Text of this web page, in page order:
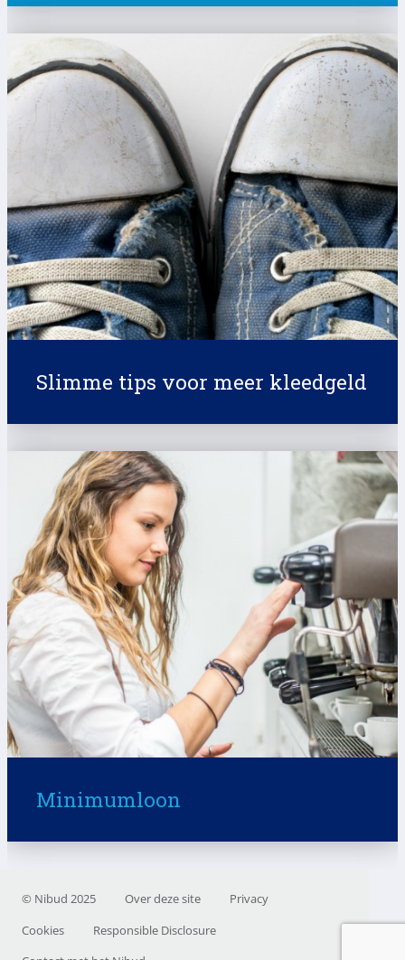
Slimme tips voor meer kleedgeld
Minimumloon
© Nibud 2025 Over deze site
Privacy
Cookies
Responsible Disclosure